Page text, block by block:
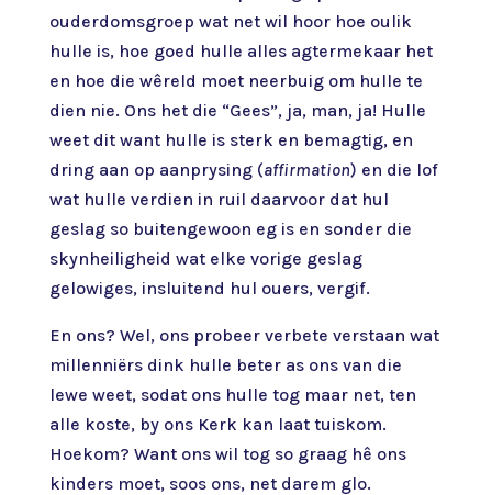
ouderdomsgroep wat net wil hoor hoe oulik
hulle is, hoe goed hulle alles agtermekaar het
en hoe die wêreld moet neerbuig om hulle te
dien nie. Ons het die “Gees”, ja, man, ja! Hulle
weet dit want hulle is sterk en bemagtig, en
dring aan op aanprysing (affirmation) en die lof
wat hulle verdien in ruil daarvoor dat hul
geslag so buitengewoon eg is en sonder die
skynheiligheid wat elke vorige geslag
gelowiges, insluitend hul ouers, vergif.
En ons? Wel, ons probeer verbete verstaan wat
millenniërs dink hulle beter as ons van die
lewe weet, sodat ons hulle tog maar net, ten
alle koste, by ons Kerk kan laat tuiskom.
Hoekom? Want ons wil tog so graag hê ons
kinders moet, soos ons, net darem glo.